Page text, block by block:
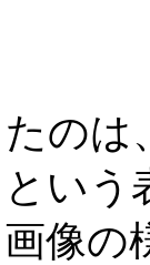
の
いう
画像